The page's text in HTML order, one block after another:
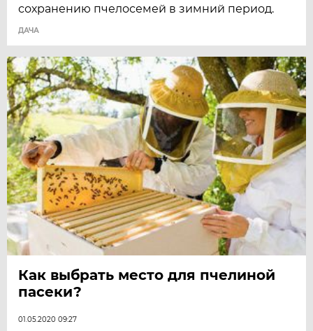
сохранению пчелосемей в зимний период.
ДАЧА
Как выбрать место для пчелиной
пасеки?
01.05.2020 09:27